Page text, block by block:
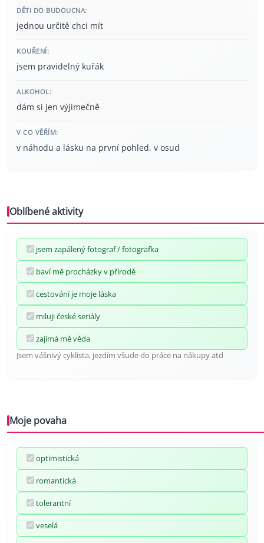
DĚTI DO BUDOUCNA:
jednou určitě chci mít
KOUŘENÍ:
jsem pravidelný kuřák
ALKOHOL:
dám si jen výjimečně
V CO VĚŘÍM:
v náhodu a lásku na první pohled, v osud
Oblíbené aktivity
jsem zapálený fotograf / fotografka
baví mě procházky v přírodě
cestování je moje láska
miluji české seriály
zajímá mě věda
Jsem vášnivý cyklista, jezdím všude do práce na nákupy atd
Moje povaha
optimistická
romantická
tolerantní
veselá